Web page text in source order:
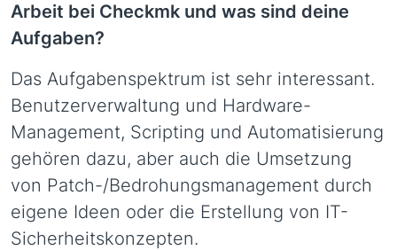
Arbeit bei Checkmk und was sind deine
Aufgaben?
Das Aufgabenspektrum ist sehr interessant.
Benutzerverwaltung und Hardware-
Management, Scripting und Automatisierung
gehören dazu, aber auch die Umsetzung
von Patch-/Bedrohungsmanagement durch
eigene Ideen oder die Erstellung von IT-
Sicherheitskonzepten.